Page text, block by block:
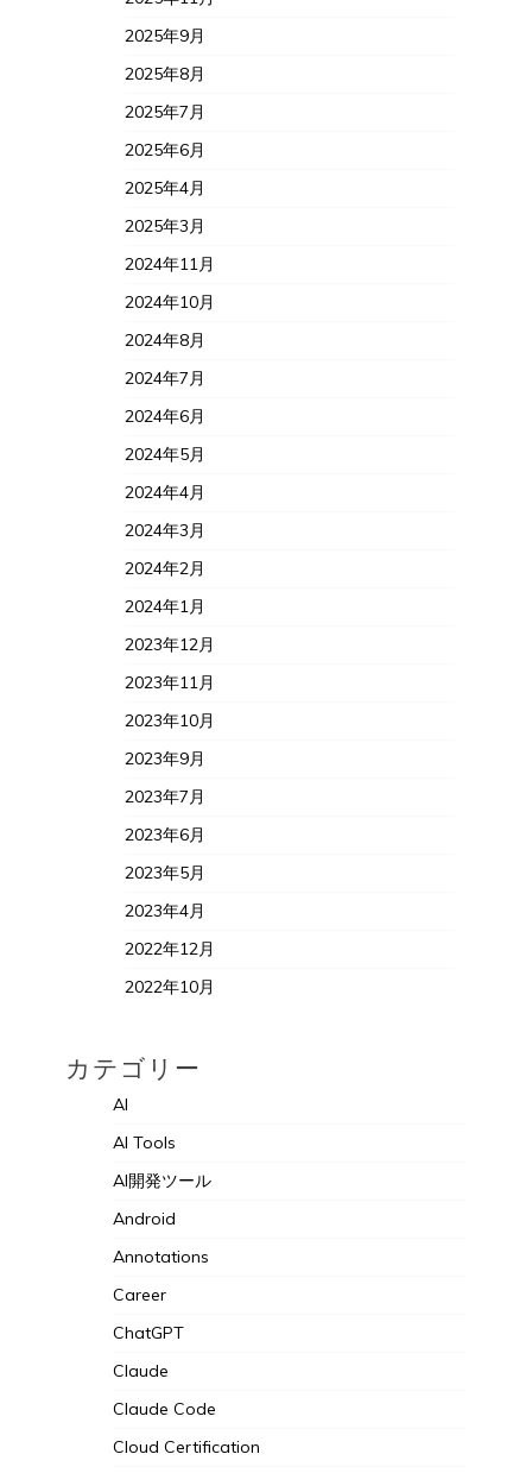
2025年9月
2025年8月
2025年7月
2025年6月
2025年4月
2025年3月
2024年11月
2024年10月
2024年8月
2024年7月
2024年6月
2024年5月
2024年4月
2024年3月
2024年2月
2024年1月
2023年12月
2023年11月
2023年10月
2023年9月
2023年7月
2023年6月
2023年5月
2023年4月
2022年12月
2022年10月
カテゴリー
AI
AI Tools
AI開発ツール
Android
Annotations
Career
ChatGPT
Claude
Claude Code
Cloud Certification